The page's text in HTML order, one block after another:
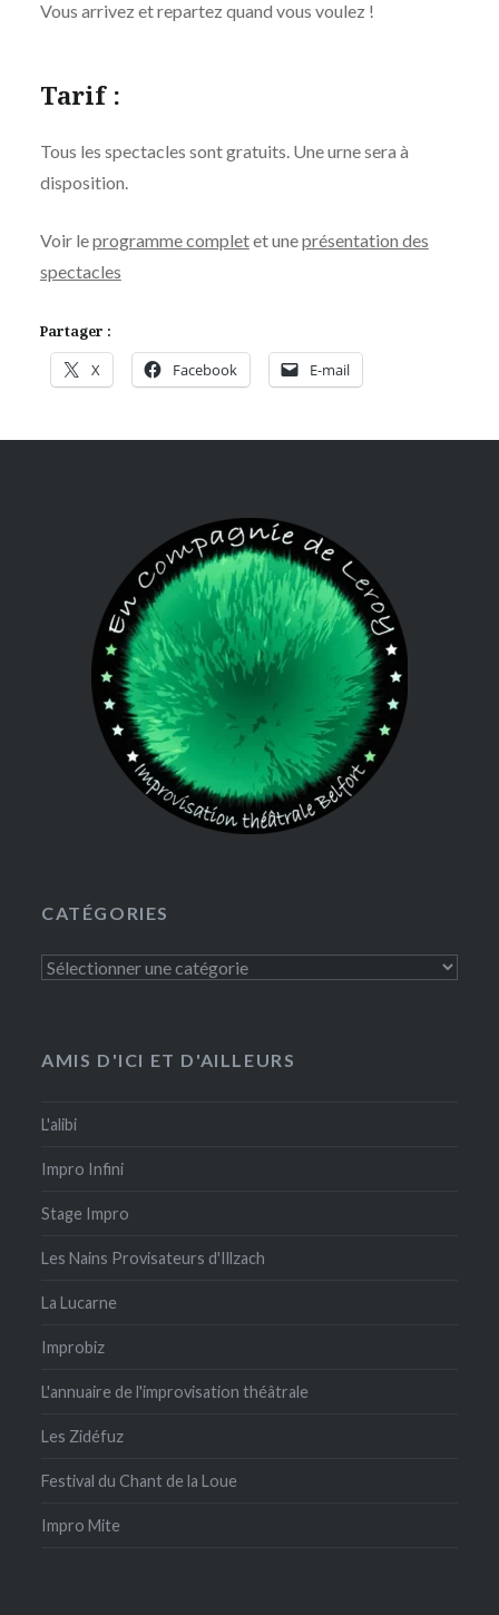
Vous arrivez et repartez quand vous voulez !
Tarif :
Tous les spectacles sont gratuits. Une urne sera à
disposition.
Voir leprogramme completet uneprésentation des
spectacles
Partager :
X Facebook E-mail
CATÉGORIES
Catégories
AMIS D'ICI ET D'AILLEURS
L'alibi
Impro Infini
Stage Impro
Les Nains Provisateurs d'Illzach
La Lucarne
Improbiz
L'annuaire de l'improvisation théâtrale
Les Zidéfuz
Festival du Chant de la Loue
Impro Mite